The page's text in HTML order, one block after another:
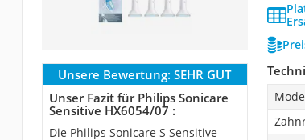
Unsere Bewertung: SEHR GUT
Unser Fazit für Philips Sonicare
Sensitive HX6054/07 :
Die Philips Sonicare S Sensitive